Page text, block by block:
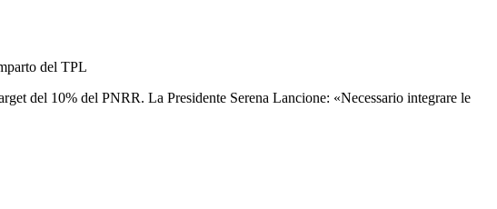
del TPL
del 10% del PNRR. La Presidente Serena Lancione: «Necessario integrare le